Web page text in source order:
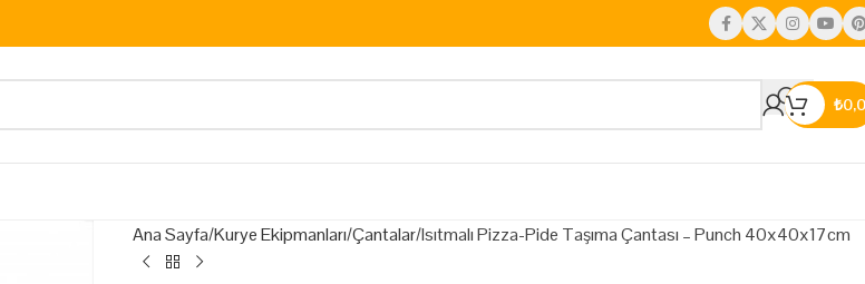
₺
Ana Sayfa Kurye Ekipmanları Çantalar Isıtmalı Pizza-Pide Taşıma Çantası – Punch 40x40x17cm